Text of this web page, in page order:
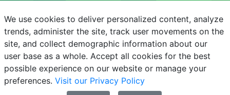
E-mail Telefonkönyv NEPTUN E-learning
We use cookies to deliver personalized content, analyze
trends, administer the site, track user movements on the
site, and collect demographic information about our
user base as a whole. Accept all cookies for the best
possible experience on our website or manage your
preferences. Visit our Privacy Policy